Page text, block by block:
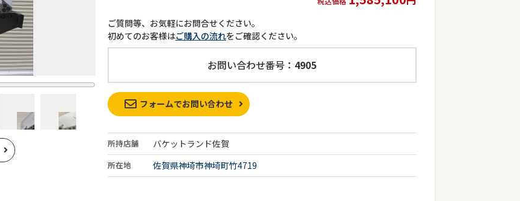
ご質問等、お気軽にお問合せください。
初めてのお客様はご購入の流れをご確認ください。
お問い合わせ番号： 4905
フォームでお問い合わせ
所持店舗 バケットランド佐賀
所在地 佐賀県神埼市神埼町竹4719